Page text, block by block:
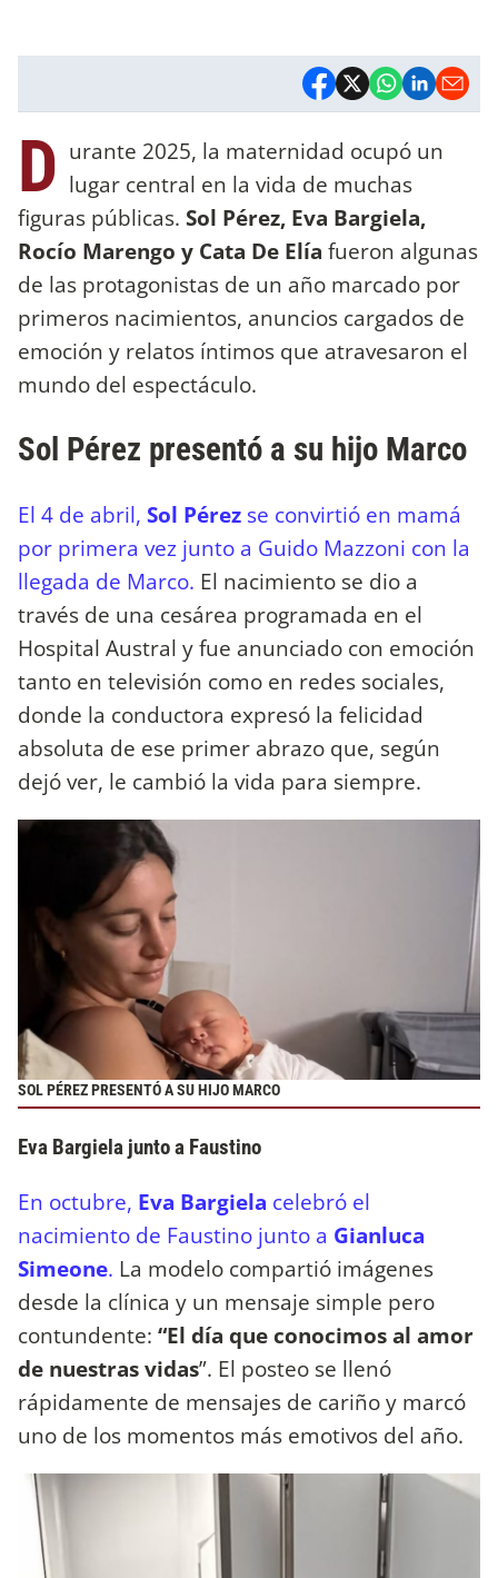
D urante 2025, la maternidad ocupó un
lugar central en la vida de muchas
figuras públicas. Sol Pérez, Eva Bargiela,
Rocío Marengo y Cata De Elía fueron algunas
de las protagonistas de un año marcado por
primeros nacimientos, anuncios cargados de
emoción y relatos íntimos que atravesaron el
mundo del espectáculo.
Sol Pérez presentó a su hijo Marco
El 4 de abril, Sol Pérez se convirtió en mamá
por primera vez junto a Guido Mazzoni con la
llegada de Marco. El nacimiento se dio a
través de una cesárea programada en el
Hospital Austral y fue anunciado con emoción
tanto en televisión como en redes sociales,
donde la conductora expresó la felicidad
absoluta de ese primer abrazo que, según
dejó ver, le cambió la vida para siempre.
SOL PÉREZ PRESENTÓ A SU HIJO MARCO
Eva Bargiela junto a Faustino
En octubre, Eva Bargiela celebró el
nacimiento de Faustino junto a Gianluca
Simeone. La modelo compartió imágenes
desde la clínica y un mensaje simple pero
contundente: “El día que conocimos al amor
de nuestras vidas”. El posteo se llenó
rápidamente de mensajes de cariño y marcó
uno de los momentos más emotivos del año.